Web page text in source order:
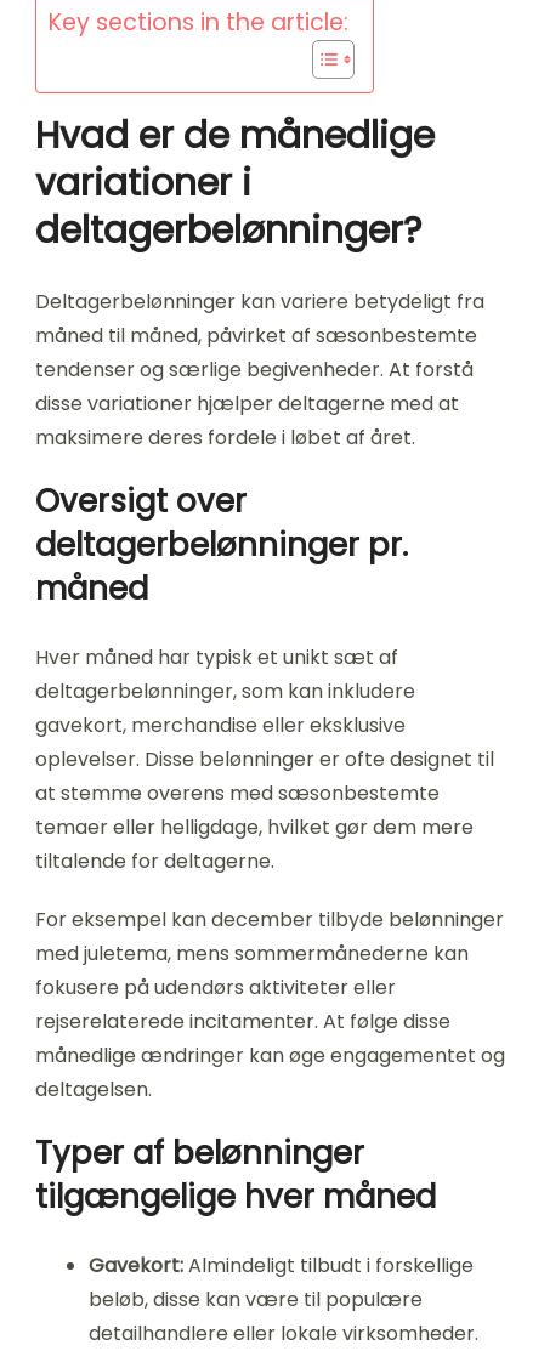
Key sections in the article:
Hvad er de månedlige
variationer i
deltagerbelønninger?
Deltagerbelønninger kan variere betydeligt fra
måned til måned, påvirket af sæsonbestemte
tendenser og særlige begivenheder. At forstå
disse variationer hjælper deltagerne med at
maksimere deres fordele i løbet af året.
Oversigt over
deltagerbelønninger pr.
måned
Hver måned har typisk et unikt sæt af
deltagerbelønninger, som kan inkludere
gavekort, merchandise eller eksklusive
oplevelser. Disse belønninger er ofte designet til
at stemme overens med sæsonbestemte
temaer eller helligdage, hvilket gør dem mere
tiltalende for deltagerne.
For eksempel kan december tilbyde belønninger
med juletema, mens sommermånederne kan
fokusere på udendørs aktiviteter eller
rejserelaterede incitamenter. At følge disse
månedlige ændringer kan øge engagementet og
deltagelsen.
Typer af belønninger
tilgængelige hver måned
Gavekort:Almindeligt tilbudt i forskellige
beløb, disse kan være til populære
detailhandlere eller lokale virksomheder.